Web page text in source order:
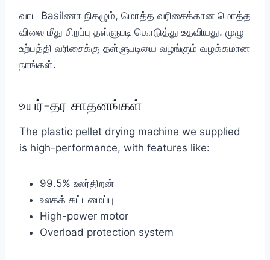
வாட Basilணா நிகழும், மொத்த வரிசைக்கான மொத்த
விலை மீது சிறப்பு தள்ளுபடி கொடுத்து உதவியது. முழு
உற்பத்தி வரிசைக்கு தள்ளுபடியை வழங்கும் வழக்கமான
நாங்கள்.
உயர்-தர சாதனங்கள்
The plastic pellet drying machine we supplied
is high-performance, with features like:
99.5% உலர்திறன்
உலகக் கட்டமைப்பு
High-power motor
Overload protection system